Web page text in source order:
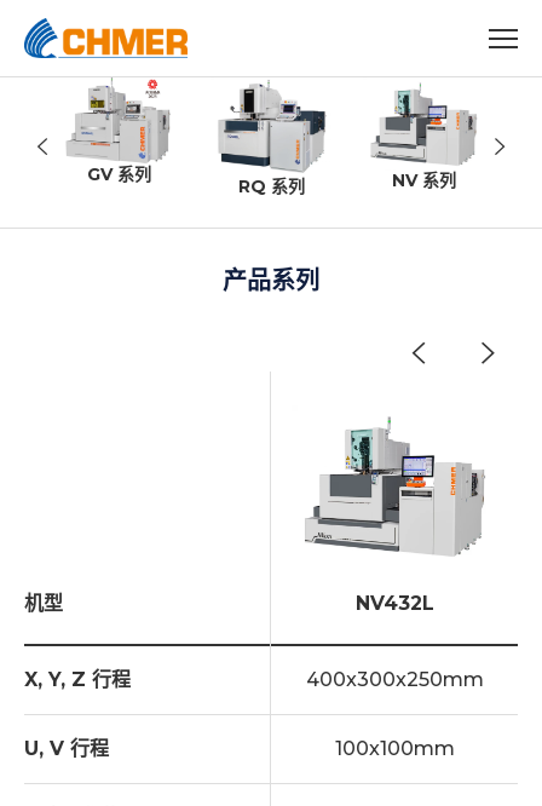
GV 系列
RQ 系列 NV 系列
产品系列
机型
X, Y, Z 行程
U, V 行程
NV432L
400x300x250mm
100x100mm